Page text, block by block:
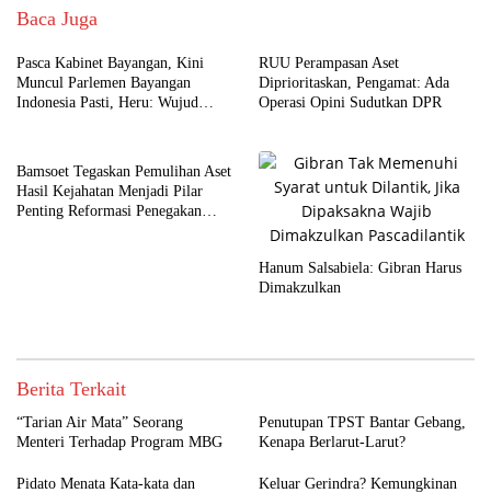
Baca Juga
Pasca Kabinet Bayangan, Kini
Muncul Parlemen Bayangan
Indonesia Pasti, Heru: Wujud
RUU Perampasan Aset
Diprioritaskan, Pengamat: Ada
Operasi Opini Sudutkan DPR
Bamsoet Tegaskan Pemulihan Aset
Hasil Kejahatan Menjadi Pilar
Penting Reformasi Penegakan
Hanum Salsabiela: Gibran Harus
Dimakzulkan
Berita Terkait
“Tarian Air Mata” Seorang
Menteri Terhadap Program MBG
Penutupan TPST Bantar Gebang,
Kenapa Berlarut-Larut?
Pidato Menata Kata-kata dan Keluar Gerindra? Kemungkinan